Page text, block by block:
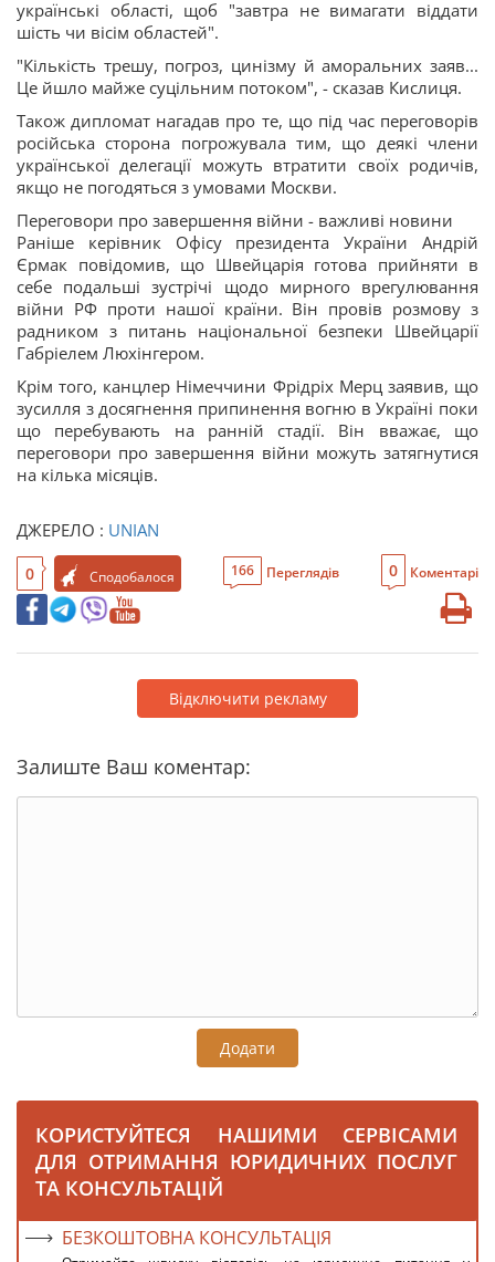
українські області, щоб "завтра не вимагати віддати
шість чи вісім областей".
"Кількість трешу, погроз, цинізму й аморальних заяв...
Це йшло майже суцільним потоком", - сказав Кислиця.
Також дипломат нагадав про те, що під час переговорів
російська сторона погрожувала тим, що деякі члени
української делегації можуть втратити своїх родичів,
якщо не погодяться з умовами Москви.
Переговори про завершення війни - важливі новини
Раніше керівник Офісу президента України Андрій
Єрмак повідомив, що Швейцарія готова прийняти в
себе подальші зустрічі щодо мирного врегулювання
війни РФ проти нашої країни. Він провів розмову з
радником з питань національної безпеки Швейцарії
Габріелем Люхінгером.
Крім того, канцлер Німеччини Фрідріх Мерц заявив, що
зусилля з досягнення припинення вогню в Україні поки
що перебувають на ранній стадії. Він вважає, що
переговори про завершення війни можуть затягнутися
на кілька місяців.
ДЖЕРЕЛО : UNIAN
0 Сподобалося 166 Переглядів 0 Коментарі
Відключити рекламу
Залиште Ваш коментар:
Додати
КОРИСТУЙТЕСЯ НАШИМИ СЕРВІСАМИ
ДЛЯ ОТРИМАННЯ ЮРИДИЧНИХ ПОСЛУГ
ТА КОНСУЛЬТАЦІЙ
БЕЗКОШТОВНА КОНСУЛЬТАЦІЯ